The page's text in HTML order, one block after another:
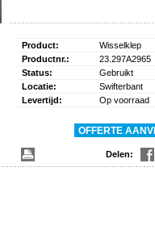
Product:
Wisselklep
Productnr.:
23.297A2965
Status:
Gebruikt
Locatie:
Swifterbant
Levertijd:
Op voorraad
Delen: